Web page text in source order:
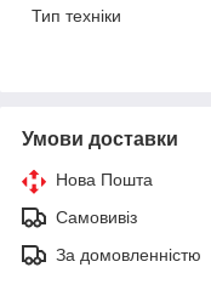
Тип техніки
Умови доставки
Нова Пошта
Самовивіз
За домовленністю